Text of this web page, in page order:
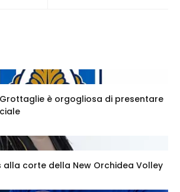
Grottaglie è orgogliosa di presentare
alla corte della New Orchidea Volley